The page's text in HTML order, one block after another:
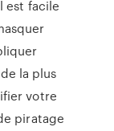
est facile
la plus
votre
piratage